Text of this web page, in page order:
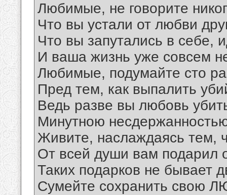
Любимые, не говорите
Что вы устали от любви
Что вы запутались в себе,
И ваша жизнь уже совсем
Любимые, подумайте сто
Пред тем, как выпалить
Ведь разве вы любовь
Минутною
Живите, наслаждаясь тем,
От всей души вам подарил
Таких подарков не бывает
Сумейте сохранить свою